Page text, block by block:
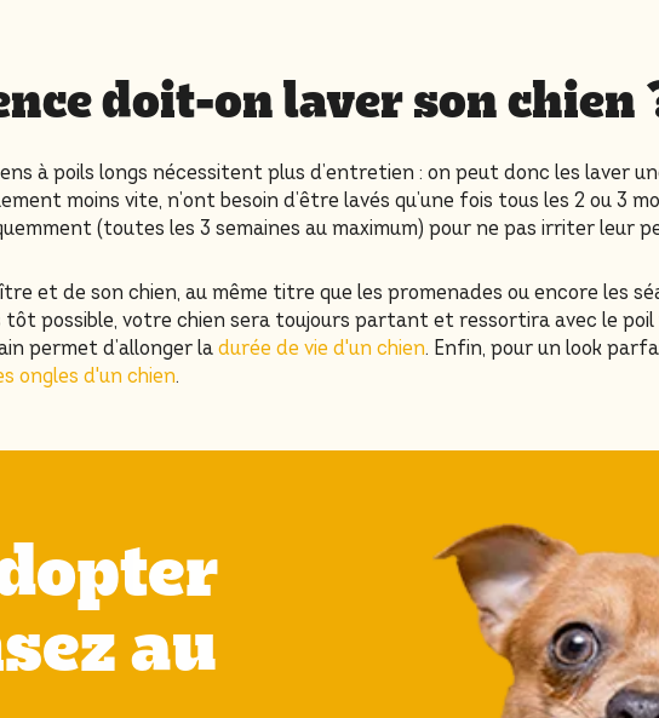
doit-on laver son chien
à poils longs nécessitent plus d’entretien : on peut donc les laver
moins vite, n’ont besoin d’être lavés qu’une fois tous les 2 ou 3
(toutes les 3 semaines au maximum) pour ne pas irriter leur
et de son chien, au même titre que les promenades ou encore les
possible, votre chien sera toujours partant et ressortira avec le
permet d’allonger ladurée de vie d'un chien. Enfin, pour un look
ongles d'un chien.
au